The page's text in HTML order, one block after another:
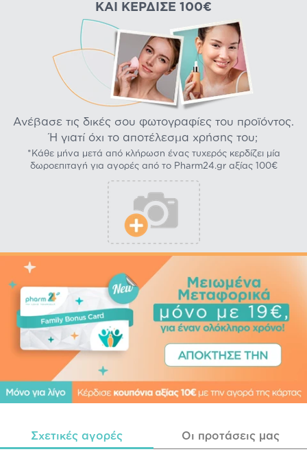
ΚΑΙ ΚΈΡΔΙΣΕ 100€
Ανέβασε τις δικές σου φωτογραφίες του προϊόντος.
Ή γιατί όχι το αποτέλεσμα χρήσης του;
*Κάθε μήνα μετά από κλήρωση ένας τυχερός κερδίζει μία
δωροεπιταγή για αγορές από το Pharm24.gr αξίας 100€
Σχετικές αγορές Οι προτάσεις μας